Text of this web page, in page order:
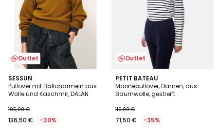
Outlet
SESSUN
Pullover mit Ballonärmeln aus
Wolle und Kaschmir, DALAN
195,00 €
136,50 € -30%
Outlet
PETIT BATEAU
Marinepullover, Damen, aus
Baumwolle, gestreift
110,00 €
71,50 € -35%